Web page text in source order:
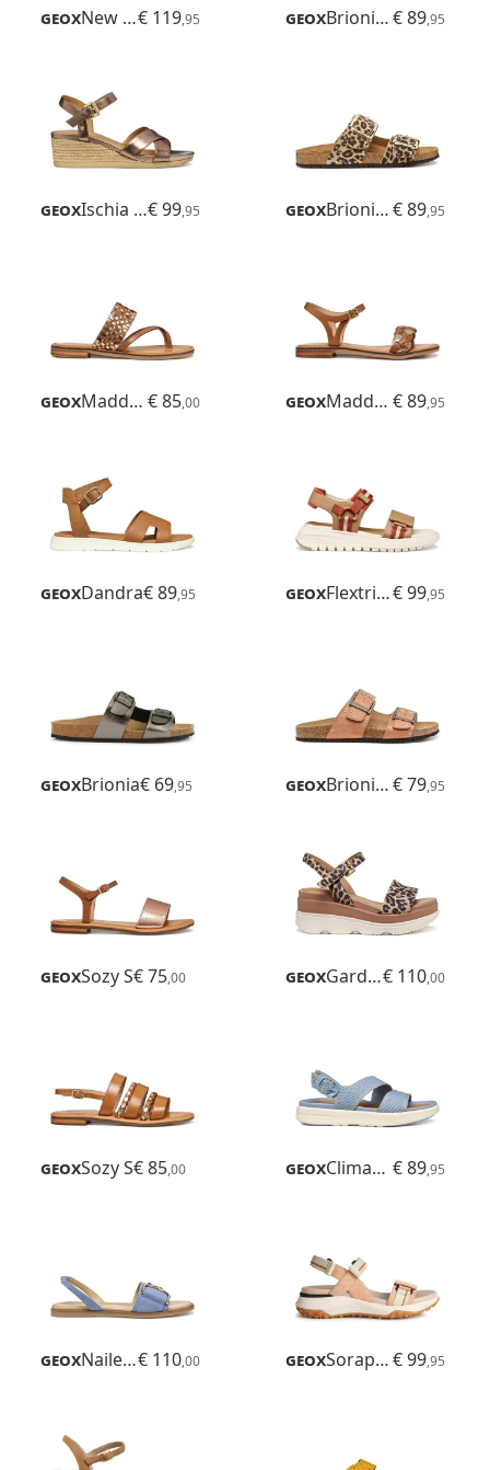
Geox New Eraklia 50€ 119,95 Geox Brionia R€ 89,95
Geox Ischia Corda€ 99,95 Geox Brionia R€ 89,95
Geox Maddalusiac € 85,00 Geox Maddalusiac € 89,95
GeoxDandra€ 89,95 Geox Flextride S€ 99,95
GeoxBrionia€ 69,95 Geox Brionia R€ 79,95
GeoxSozy S€ 75,00 Geox Gardenia€ 110,00
GeoxSozy S€ 85,00 Geox Climasandal Sprt € 89,95
Geox Naileen€ 110,00 Geox Sorapis + Grip€ 99,95